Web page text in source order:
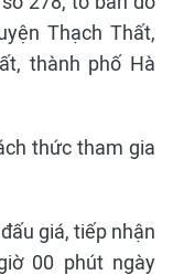
Thạch Thất,
thành phố Hà
thức tham gia
giá, tiếp nhận
00 phút ngày